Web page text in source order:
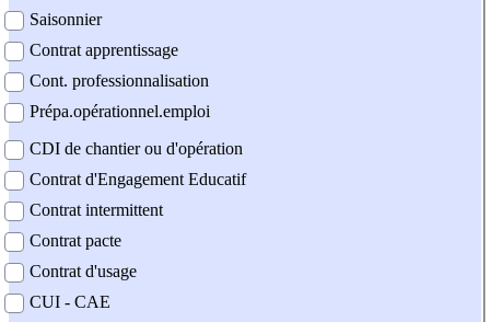
Saisonnier
Contrat apprentissage
Cont. professionnalisation
Prépa.opérationnel.emploi
CDI de chantier ou d'opération
Contrat d'Engagement Educatif
Contrat intermittent
Contrat pacte
Contrat d'usage
CUI - CAE